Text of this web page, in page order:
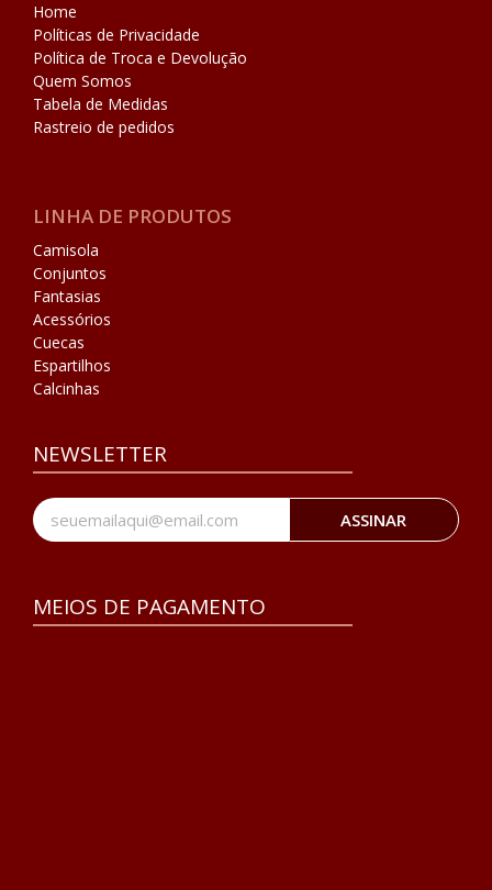
Home
Políticas de Privacidade
Política de Troca e Devolução
Quem Somos
Tabela de Medidas
Rastreio de pedidos
LINHA DE PRODUTOS
Camisola
Conjuntos
Fantasias
Acessórios
Cuecas
Espartilhos
Calcinhas
NEWSLETTER
ASSINAR
MEIOS DE PAGAMENTO